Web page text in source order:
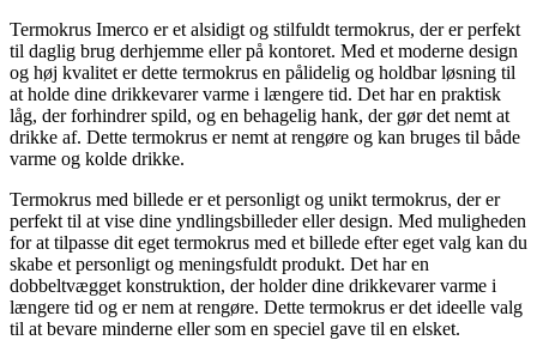
Termokrus Imerco er et alsidigt og stilfuldt termokrus, der er perfekt
til daglig brug derhjemme eller på kontoret. Med et moderne design
og høj kvalitet er dette termokrus en pålidelig og holdbar løsning til
at holde dine drikkevarer varme i længere tid. Det har en praktisk
låg, der forhindrer spild, og en behagelig hank, der gør det nemt at
drikke af. Dette termokrus er nemt at rengøre og kan bruges til både
varme og kolde drikke.
Termokrus med billede er et personligt og unikt termokrus, der er
perfekt til at vise dine yndlingsbilleder eller design. Med muligheden
for at tilpasse dit eget termokrus med et billede efter eget valg kan du
skabe et personligt og meningsfuldt produkt. Det har en
dobbeltvægget konstruktion, der holder dine drikkevarer varme i
længere tid og er nem at rengøre. Dette termokrus er det ideelle valg
til at bevare minderne eller som en speciel gave til en elsket.